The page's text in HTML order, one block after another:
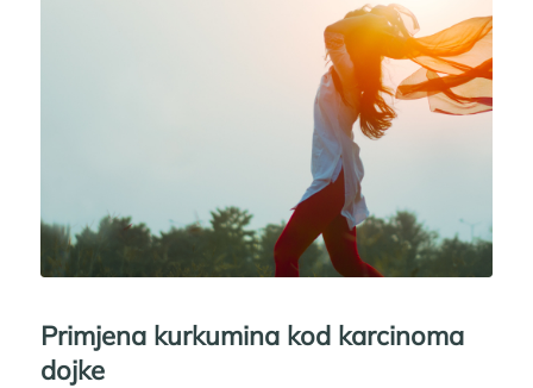
Primjena kurkumina kod karcinoma
dojke